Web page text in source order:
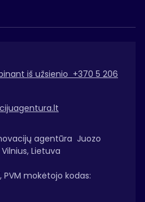
iš užsienio +370 5 206
agentūra Juozo
Lietuva
PVM mokėtojo kodas: